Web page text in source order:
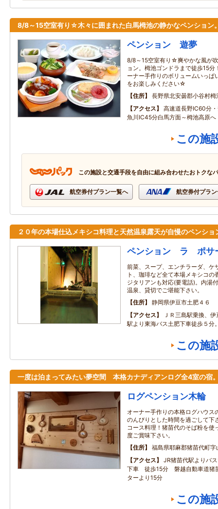
8/8～15空室有り☆木々に囲まれた白馬栂池の静かなペンション
ペンション 遊夢
8/8～15空室有り☆爽やかな風が
ョン。栂池ゴンドラまで徒歩15
ーナー手作りのボリュームいっぱ
をお楽しみください☆
住所
長野県北安曇郡小谷村栂
アクセス
高速道長野IC60分
魚川IC45分白馬方面～栂池高原へ
この施
この施設と交通手段を自由に組み合わせたおトクな
航空券付プラン一覧へ 航空券付プラ
２０年の本場仕込メキシコ料理と天然温泉露天が自慢のペンショ
ペンション ラ ポサ
前菜、スープ、エンチラーダ、ケ
ト、珈琲など全て本場メキシコ
ジタリアンも対応(要電話)。内湯
温泉、貸切でご堪能下さい。
住所
静岡県伊豆市土肥４６
アクセス
ＪＲ三島駅乗換、
駅より東海バス土肥下車徒歩５分
この施
一度は泊まってみたい夢空間 本格カナディアンログ全4室の宿
ログペンション木輪
オーナー手作りの本格ログハウス
のんびりとした時間を過ごして下
コース料理！猪苗代のそば粉を使
度ご賞味下さい。
住所
福島県耶麻郡猪苗代町
アクセス
JR猪苗代駅よりバ
下車 徒歩15分 磐越自動車道猪
ターより15分
この施